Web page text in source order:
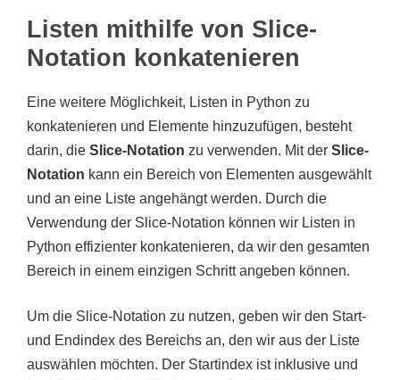
Listen mithilfe von Slice-
Notation konkatenieren
Eine weitere Möglichkeit, Listen in Python zu
konkatenieren und Elemente hinzuzufügen, besteht
darin, die Slice-Notation zu verwenden. Mit der Slice-
Notation kann ein Bereich von Elementen ausgewählt
und an eine Liste angehängt werden. Durch die
Verwendung der Slice-Notation können wir Listen in
Python effizienter konkatenieren, da wir den gesamten
Bereich in einem einzigen Schritt angeben können.
Um die Slice-Notation zu nutzen, geben wir den Start-
und Endindex des Bereichs an, den wir aus der Liste
auswählen möchten. Der Startindex ist inklusive und